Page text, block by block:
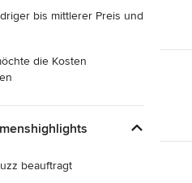
bis mittlerer Preis und
die Kosten
beauftragt